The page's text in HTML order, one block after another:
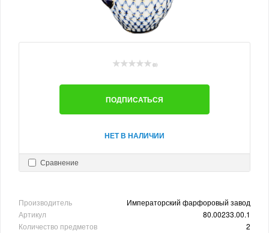
(0)
ПОДПИСАТЬСЯ
НЕТ В НАЛИЧИИ
Сравнение
Производитель
Императорский фарфоровый завод
Артикул
80.00233.00.1
Количество предметов
2